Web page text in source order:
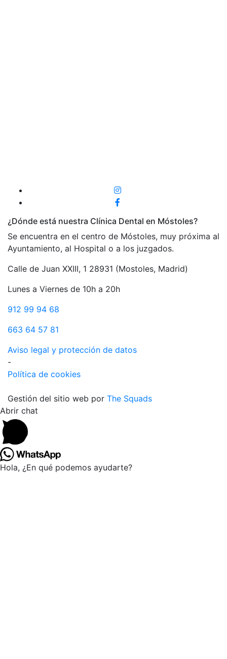
¿Dónde está nuestra Clínica Dental en Móstoles?
Se encuentra en el centro de Móstoles, muy próxima al
Ayuntamiento, al Hospital o a los juzgados.
Calle de Juan XXIII, 1 28931 (Mostoles, Madrid)
Lunes a Viernes de 10h a 20h
912 99 94 68
663 64 57 81
Aviso legal y protección de datos
-
Política de cookies
Gestión del sitio web por The Squads
Abrir chat
Hola, ¿En qué podemos ayudarte?